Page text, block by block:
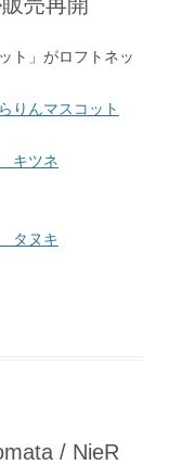
ト」がロフトネッ
りんマスコット
キツネ
タヌキ
/ NieR